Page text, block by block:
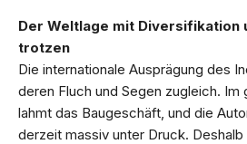
Der Weltlage mit Diversifikation
trotzen
Die internationale Ausprägung des
deren Fluch und Segen zugleich. Im
lahmt das Baugeschäft, und die
derzeit massiv unter Druck. Deshalb